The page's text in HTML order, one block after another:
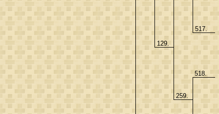
129.
517.
259.
518.